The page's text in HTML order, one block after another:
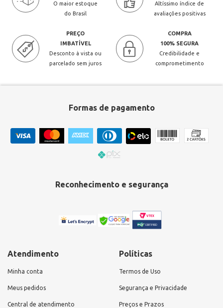
O maior estoque
do Brasil
Altíssimo índice de
avaliações positivas
PREÇO
IMBATÍVEL
Desconto à vista ou
parcelado sem juros
COMPRA
100% SEGURA
Credibilidade e
comprometimento
Formas de pagamento
Reconhecimento e segurança
Atendimento
Minha conta
Meus pedidos
Central de atendimento
Políticas
Termos de Uso
Segurança e Privacidade
Preços e Prazos